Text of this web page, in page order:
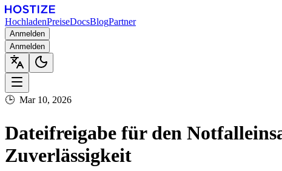
HochladenPreiseDocsBlogPartner
Anmelden
Anmelden
🕒 Mar 10, 2026
Dateifreigabe für den
Zuverlässigkeit